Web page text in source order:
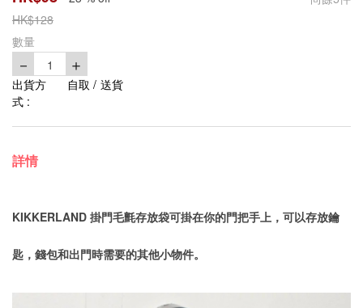
HK$128
數量
－ 1 ＋
出貨方
式 :
自取 / 送貨
詳情
KIKKERLAND 掛門毛氈存放袋可掛在你的門把手上，可以存放鑰
匙，錢包和出門時需要的其他小物件。